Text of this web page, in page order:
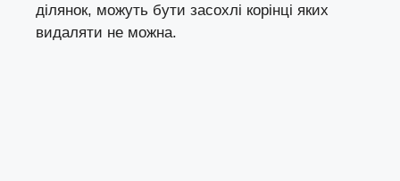
ділянок, можуть бути засохлі корінці яких
видаляти не можна.